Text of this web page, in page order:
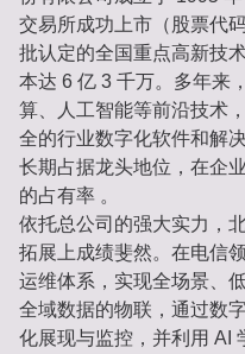
交易所成功上市（股票代
批认定的全国重点高新技
本达 6 亿 3 千万。多年来
算、人工智能等前沿技术
全的行业数字化软件和解
长期占据龙头地位，在企
的占有率 。
依托总公司的强大实力，
拓展上成绩斐然。在电信
运维体系，实现全场景、
全域数据的物联，通过数
化展现与监控，并利用 AI